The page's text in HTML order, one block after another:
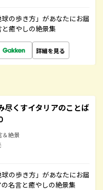
の歩き方」があなたにお届
癒やしの絶景集
詳細を見る
尽くすイタリアのことば
＆絶景
の歩き方」があなたにお届
名言と癒やしの絶景集